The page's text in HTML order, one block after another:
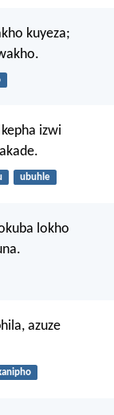
kuyeza;
kepha izwi
ubuhle
lokho
azuze